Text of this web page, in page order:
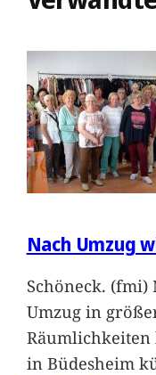
Nach Umzug
Schöneck.
Umzug in
Räumlichkeiten
in Büdesheim